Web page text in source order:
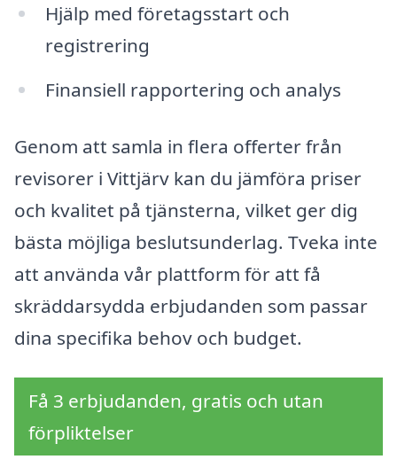
Hjälp med företagsstart och
registrering
Finansiell rapportering och analys
Genom att samla in flera offerter från
revisorer i Vittjärv kan du jämföra priser
och kvalitet på tjänsterna, vilket ger dig
bästa möjliga beslutsunderlag. Tveka inte
att använda vår plattform för att få
skräddarsydda erbjudanden som passar
dina specifika behov och budget.
Få 3 erbjudanden, gratis och utan
förpliktelser